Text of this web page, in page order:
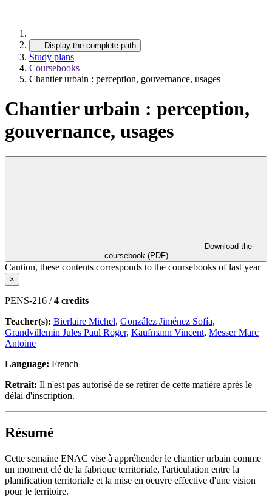
… Display the complete path
Study plans
Coursebooks
Chantier urbain : perception, gouvernance, usages
Chantier urbain : perception,
gouvernance, usages
coursebook (PDF)
Caution, these contents corresponds to the coursebooks of last year
×
PENS-216 /4 credits
Teacher(s): Bierlaire Michel, González Jiménez Sofía,
Grandvillemin Jules Paul Roger, Kaufmann Vincent, Messer Marc
Antoine
Language: French
Retrait: Il n'est pas autorisé de se retirer de cette matière après le
délai d'inscription.
Résumé
Cette semaine ENAC vise à appréhender le chantier urbain comme
un moment clé de la fabrique territoriale, l'articulation entre la
planification territoriale et la mise en oeuvre effective d'une vision
pour le territoire.